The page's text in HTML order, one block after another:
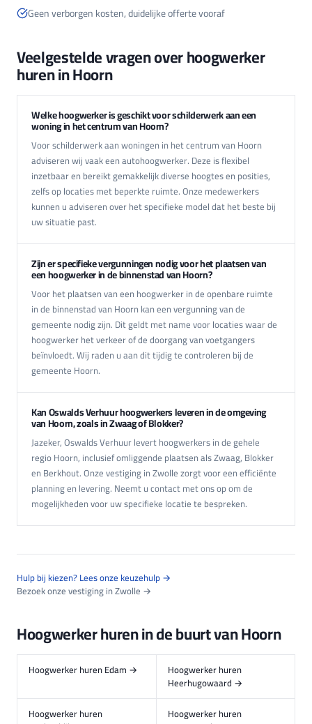
Geen verborgen kosten, duidelijke offerte vooraf
Veelgestelde vragen over hoogwerker
huren in Hoorn
Welke hoogwerker is geschikt voor schilderwerk aan een
woning in het centrum van Hoorn?
Voor schilderwerk aan woningen in het centrum van Hoorn
adviseren wij vaak een autohoogwerker. Deze is flexibel
inzetbaar en bereikt gemakkelijk diverse hoogtes en posities,
zelfs op locaties met beperkte ruimte. Onze medewerkers
kunnen u adviseren over het specifieke model dat het beste bij
uw situatie past.
Zijn er specifieke vergunningen nodig voor het plaatsen van
een hoogwerker in de binnenstad van Hoorn?
Voor het plaatsen van een hoogwerker in de openbare ruimte
in de binnenstad van Hoorn kan een vergunning van de
gemeente nodig zijn. Dit geldt met name voor locaties waar de
hoogwerker het verkeer of de doorgang van voetgangers
beïnvloedt. Wij raden u aan dit tijdig te controleren bij de
gemeente Hoorn.
Kan Oswalds Verhuur hoogwerkers leveren in de omgeving
van Hoorn, zoals in Zwaag of Blokker?
Jazeker, Oswalds Verhuur levert hoogwerkers in de gehele
regio Hoorn, inclusief omliggende plaatsen als Zwaag, Blokker
en Berkhout. Onze vestiging in Zwolle zorgt voor een efficiënte
planning en levering. Neemt u contact met ons op om de
mogelijkheden voor uw specifieke locatie te bespreken.
Hulp bij kiezen? Lees onze keuzehulp →
Bezoek onze vestiging in Zwolle →
Hoogwerker huren in de buurt van Hoorn
Hoogwerker huren Edam → Hoogwerker huren
Heerhugowaard →
Hoogwerker huren
Hoogwerker huren